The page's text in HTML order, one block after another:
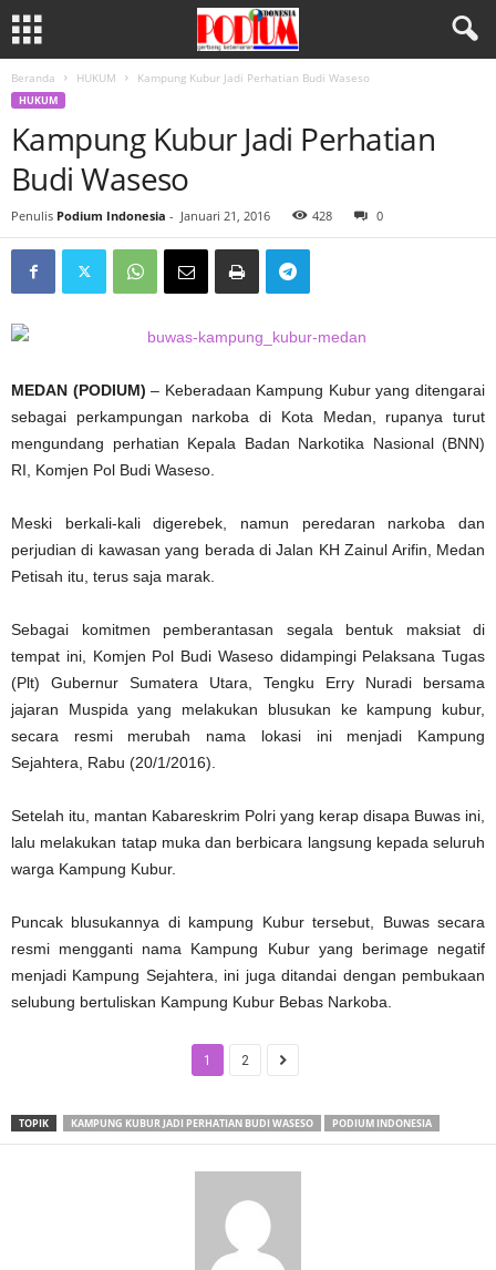
Beranda HUKUM Kampung Kubur Jadi Perhatian Budi Waseso
HUKUM
Kampung Kubur Jadi Perhatian
Budi Waseso
Penulis Podium Indonesia - Januari 21, 2016 428 0
MEDAN (PODIUM) – Keberadaan Kampung Kubur yang ditengarai
sebagai perkampungan narkoba di Kota Medan, rupanya turut
mengundang perhatian Kepala Badan Narkotika Nasional (BNN)
RI, Komjen Pol Budi Waseso.
Meski berkali-kali digerebek, namun peredaran narkoba dan
perjudian di kawasan yang berada di Jalan KH Zainul Arifin, Medan
Petisah itu, terus saja marak.
Sebagai komitmen pemberantasan segala bentuk maksiat di
tempat ini, Komjen Pol Budi Waseso didampingi Pelaksana Tugas
(Plt) Gubernur Sumatera Utara, Tengku Erry Nuradi bersama
jajaran Muspida yang melakukan blusukan ke kampung kubur,
secara resmi merubah nama lokasi ini menjadi Kampung
Sejahtera, Rabu (20/1/2016).
Setelah itu, mantan Kabareskrim Polri yang kerap disapa Buwas ini,
lalu melakukan tatap muka dan berbicara langsung kepada seluruh
warga Kampung Kubur.
Puncak blusukannya di kampung Kubur tersebut, Buwas secara
resmi mengganti nama Kampung Kubur yang berimage negatif
menjadi Kampung Sejahtera, ini juga ditandai dengan pembukaan
selubung bertuliskan Kampung Kubur Bebas Narkoba.
1 2
TOPIK KAMPUNG KUBUR JADI PERHATIAN BUDI WASESO PODIUM INDONESIA